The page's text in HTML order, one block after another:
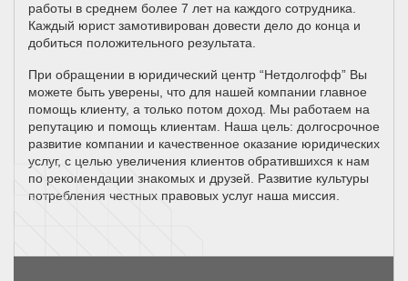
работы в среднем более 7 лет на каждого сотрудника.
Каждый юрист замотивирован довести дело до конца и
добиться положительного результата.
При обращении в юридический центр “Нетдолгофф” Вы
можете быть уверены, что для нашей компании главное
помощь клиенту, а только потом доход. Мы работаем на
репутацию и помощь клиентам. Наша цель: долгосрочное
развитие компании и качественное оказание юридических
услуг, с целью увеличения клиентов обратившихся к нам
по рекомендации знакомых и друзей. Развитие культуры
потребления честных правовых услуг наша миссия.